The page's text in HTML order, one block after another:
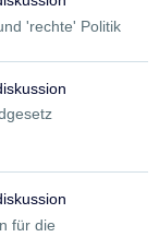
'rechte' Politik
für die